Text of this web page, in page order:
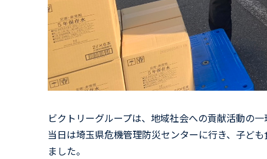
ビクトリーグループは、地域社会への貢献活動の
当日は埼玉県危機管理防災センターに行き、子ど
ました。